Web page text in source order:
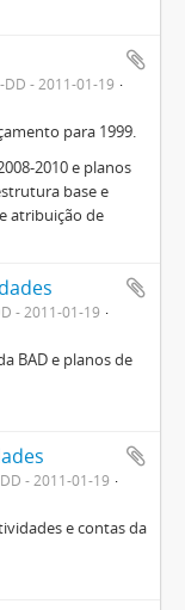
- 2011-01-19
para 1999.
2010 e planos
base e
atribuição de
- 2011-01-19
BAD e planos de
- 2011-01-19
e contas da